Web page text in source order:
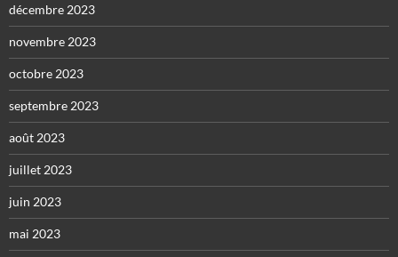
décembre 2023
novembre 2023
octobre 2023
septembre 2023
août 2023
juillet 2023
juin 2023
mai 2023